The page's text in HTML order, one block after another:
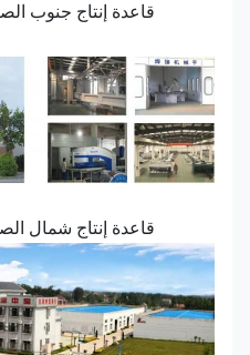
قاعدة إنتاج جنوب الصين (في
قاعدة إنتاج شمال الصين